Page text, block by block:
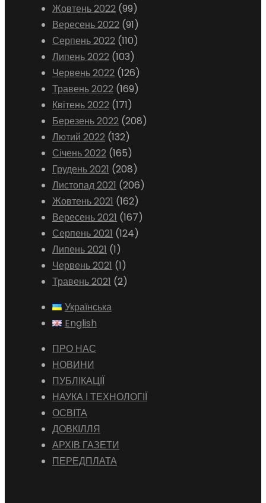
Жовтень 2022 (99)
Вересень 2022 (91)
Серпень 2022 (110)
Липень 2022 (103)
Червень 2022 (126)
Травень 2022 (169)
Квітень 2022 (171)
Березень 2022 (208)
Лютий 2022 (132)
Січень 2022 (165)
Грудень 2021 (208)
Листопад 2021 (206)
Жовтень 2021 (162)
Вересень 2021 (167)
Серпень 2021 (124)
Липень 2021 (1)
Червень 2021 (1)
Травень 2021 (2)
Українська
English
ПРО НАС
НОВИНИ
ПУБЛІКАЦІЇ
НАУКА І ТЕХНОЛОГІЇ
ОСВІТА
ДОВКІЛЛЯ
АРХІВ ГАЗЕТИ
ПЕРЕДПЛАТА